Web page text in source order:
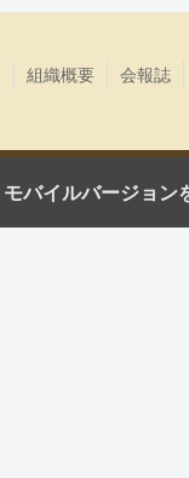
組織概要 会報誌
モバイルバージョン